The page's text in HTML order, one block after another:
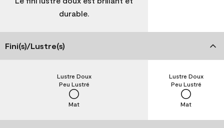
durable.
Fini(s)/Lustre(s)
Mat
Peu Lustré
Lustre Doux
Mat
Peu Lustré
Lustre Doux